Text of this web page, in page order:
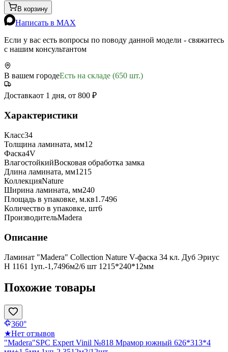
В корзину
Написать в MAX
Если у вас есть вопросы по поводу данной модели - свяжитесь
с нашим консультантом
В вашем городеЕсть на складе (650 шт.)
Доставкаот 1 дня, от 800 ₽
Характеристики
Класс34
Толщина ламината, мм12
Фаска4V
ВлагостойкийВосковая обработка замка
Длина ламината, мм1215
КоллекцияNature
Ширина ламината, мм240
Площадь в упаковке, м.кв1.7496
Количество в упаковке, шт6
ПроизводительMadera
Описание
Ламинат "Madera" Collection Nature V-фаска 34 кл. Дуб Эриус
H 1161 1уп.-1,7496м2/6 шт 1215*240*12мм
Похожие товары
360°
★Нет отзывов
"Madera"SPC Expert Vinil №818 Мрамор южный 626*313*4